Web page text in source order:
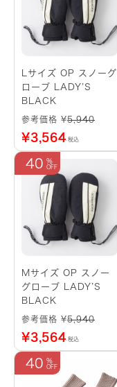
Lサイズ OP スノーグ
ローブ LADY’S
BLACK
参考価格 ¥5,940
¥3,564 税込
40
Mサイズ OP スノー
グローブ LADY’S
BLACK
参考価格 ¥5,940
¥3,564 税込
40